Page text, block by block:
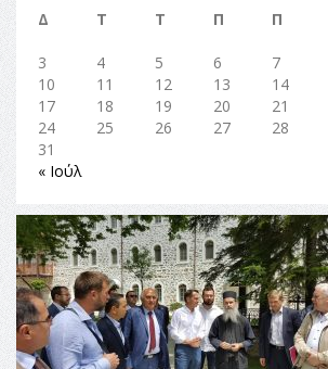
Δ
Τ Τ Π Π
3
4 5 6 7
10
11 12 13 14
17
18 19 20 21
24
25 26 27 28
31
« Ιούλ